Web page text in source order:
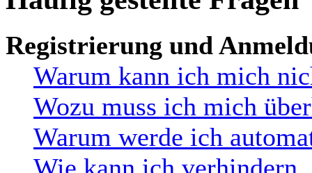
Registrierung und
Warum kann ich mich
Wozu muss ich mich
Warum werde ich